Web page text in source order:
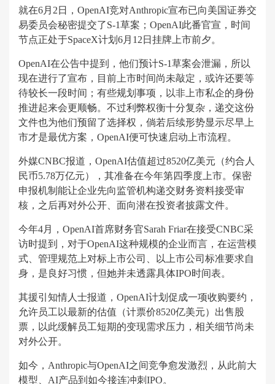
就在6月2日，OpenAI竞对Anthropic宣布已向美国证券交
易委员会秘密提交了S-1草案；OpenAI此番官宣，时间
节点正处于SpaceX计划6月12日挂牌上市前夕。
OpenAI在公告中提到，他们预计S-1草案会泄漏，所以
现在进行了宣布，目前上市时间尚未敲定，或许还要等
待较长一段时间；有些规划事项，以非上市私企的身份
推进起来会更顺畅。不过利弊权衡十分复杂，递交这份
文件也为他们预留了选择权，倘若后续形势显示尽早上
市才是最优方案，OpenAI便可快速启动上市流程。
外媒CNBC报道，OpenAI估值超过8520亿美元（约合人
民币5.78万亿元），其准备在今年第四季度上市。保密
申报机制能让企业先向监管机构递交财务资料接受审
核，之后再对外公开、面向潜在投资者披露文件。
今年4月，OpenAI首席财务官Sarah Friar在接受CNBC采
访时提到，对于OpenAI这种规模的企业而言，在运营模
式、管理规范上对标上市公司、以上市公司标准要求自
身，是良好习惯，但她并未透露具体IPO时间表。
其援引知情人士报道，OpenAI计划促成一项收购要约，
允许员工以最新的估值（计票价8520亿美元）出售股
票，以此缓解员工短期的变现需求压力，相关细节尚未
对外公开。
如今，Anthropic与OpenAI之间竞争愈发激烈，从此前大
模型、AI产品到如今接连冲刺IPO。